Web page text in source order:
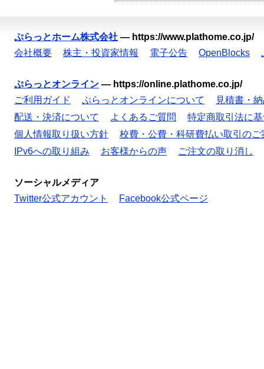
ぷらっとホーム株式会社 — https://www.plathome.co.jp/
会社概要
株主・投資家情報 電子公告 OpenBlocks
ぷらっとオンライン — https://online.plathome.co.jp/
ご利用ガイド
ぷらっとオンラインについて
見積書・
配送・決済について
よくあるご質問
特定商取引法に
個人情報取り扱い方針
校費・公費・科研費払い取引のご
IPv6への取り組み
お客様からの声 ご注文の取り消し
ソーシャルメディア
Twitter公式アカウント
Facebook公式ページ